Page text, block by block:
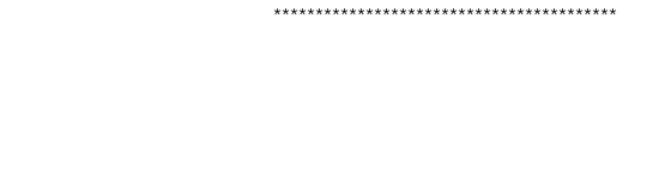
*****************************************